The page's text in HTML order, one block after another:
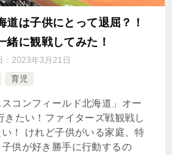
道は子供にとって退屈？！
緒に観戦してみた！
2023年3月21日
育児
コンフィールド北海道」オー
たい！ファイターズ戦観戦し
！ けれど子供がいる家庭、特
供が好き勝手に行動するの